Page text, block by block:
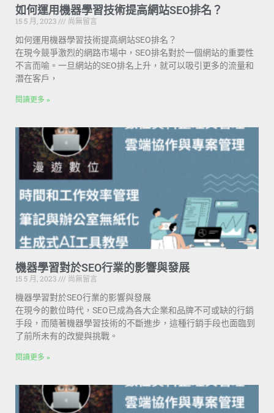
如何運用機器學習技術提高網站SEO排名？
15 5 月, 2023
尚無留言
如何運用機器學習技術提高網站SEO排名？
在現今競爭激烈的網路市場中，SEO排名對於一個網站的重要性
不言而喻。一旦網站的SEO排名上升，就可以吸引更多的流量和
潛在客戶，
閱讀更多 »
機器學習對於SEO行業的影響與發展
15 5 月, 2023
尚無留言
機器學習對於SEO行業的影響與發展
在現今的數位時代，SEO已成為各大企業和品牌不可或缺的行銷
手段，而隨著機器學習技術的不斷進步，這種行銷手段也面臨到
了前所未有的改變與挑戰。
閱讀更多 »